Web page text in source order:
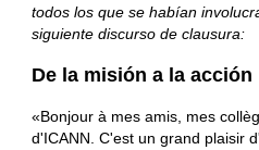
todos los que se habían
siguiente discurso de clausura:
De la misión a la acción
«Bonjour à mes amis, mes
d'ICANN. C'est un grand plaisir